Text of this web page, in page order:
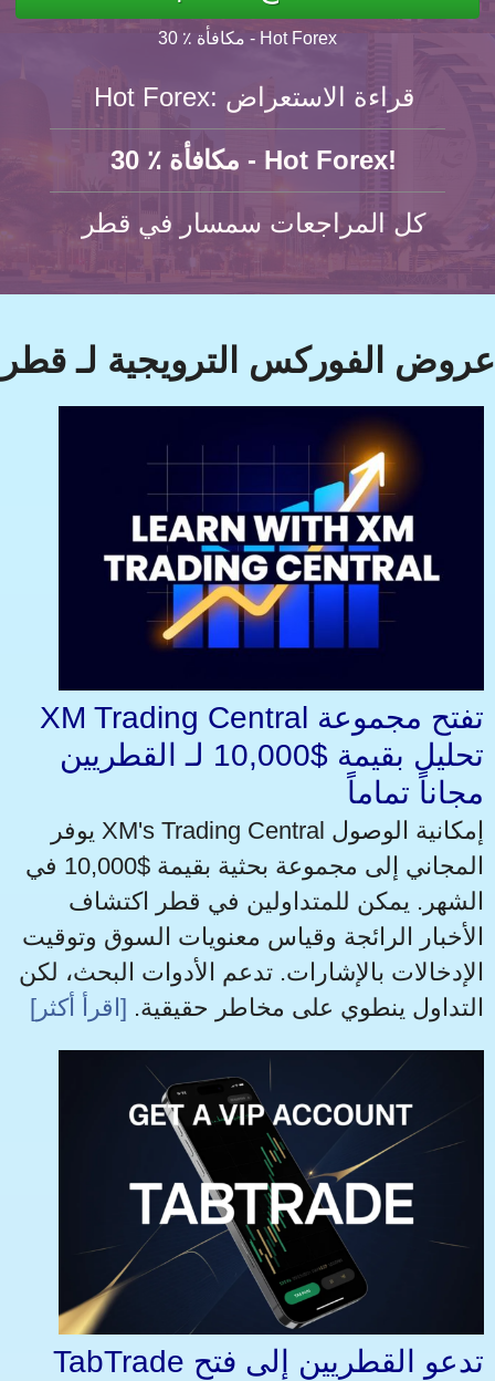
30 ٪ مكافأة - Hot Forex
Hot Forex: قراءة الاستعراض
30 ٪ مكافأة - Hot Forex!
كل المراجعات سمسار في قطر
عروض الفوركس الترويجية لـ قطر
XM Trading Central تفتح مجموعة
تحليل بقيمة $10,000 لـ القطريين
مجاناً تماماً
يوفر XM's Trading Central إمكانية الوصول
المجاني إلى مجموعة بحثية بقيمة $10,000 في
الشهر. يمكن للمتداولين في قطر اكتشاف
الأخبار الرائجة وقياس معنويات السوق وتوقيت
الإدخالات بالإشارات. تدعم الأدوات البحث، لكن
التداول ينطوي على مخاطر حقيقية. [اقرأ أكثر]
TabTrade تدعو القطريين إلى فتح